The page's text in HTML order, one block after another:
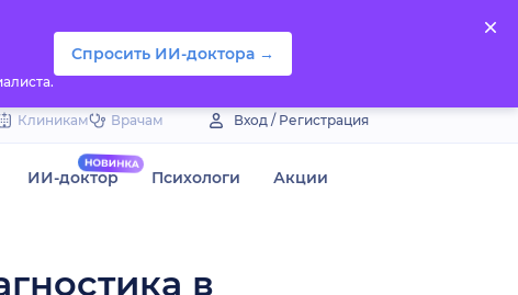
Спросить ИИ-доктора →
Клиникам Врачам Вход / Регистрация
ИИ-доктор Психологи Акции
в